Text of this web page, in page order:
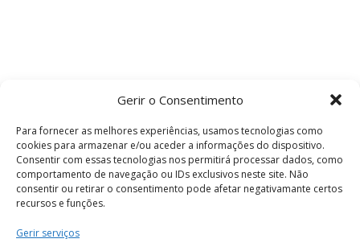
Gerir o Consentimento
Para fornecer as melhores experiências, usamos tecnologias como
cookies para armazenar e/ou aceder a informações do dispositivo.
Consentir com essas tecnologias nos permitirá processar dados, como
comportamento de navegação ou IDs exclusivos neste site. Não
consentir ou retirar o consentimento pode afetar negativamante certos
recursos e funções.
Gerir serviços
Termos e Condições